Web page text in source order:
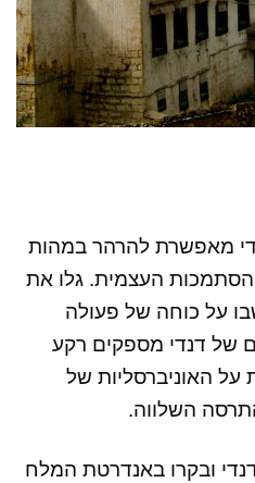
מאפשרת להרהר במהות
העצמית. גלו את
על כוחה של פעולה
של דנדי מספקים רקע
על האוניברסליות של
השלווה.
ובקרו באנדרטת המלח